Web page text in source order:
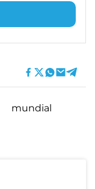
mundial